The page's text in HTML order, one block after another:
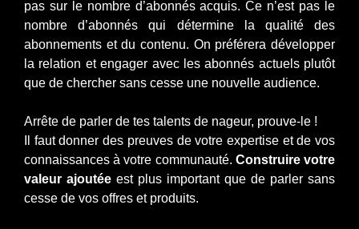
pas sur le nombre d’abonnés acquis. Ce n’est pas le
nombre d’abonnés qui détermine la qualité des
abonnements et du contenu. On préférera développer
la relation et engager avec les abonnés actuels plutôt
que de chercher sans cesse une nouvelle audience.
Arrête de parler de tes talents de nageur, prouve-le !
Il faut donner des preuves de votre expertise et de vos
connaissances à votre communauté. Construire votre
valeur ajoutée est plus important que de parler sans
cesse de vos offres et produits.